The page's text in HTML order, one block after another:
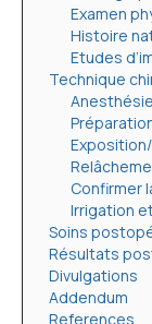
Examen
Histoire
Etudes
Technique
Confirmer
Irrigation
Soins
Résultats
Divulgations
Addendum
References